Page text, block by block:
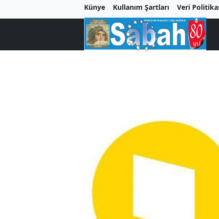
Künye Kullanım Şartları Veri